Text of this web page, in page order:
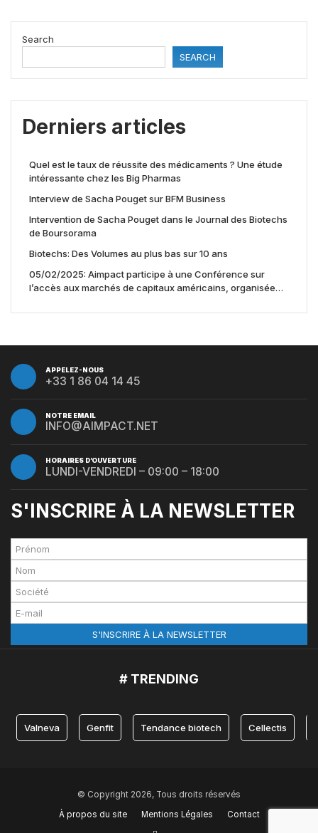
Search
SEARCH
Derniers articles
Quel est le taux de réussite des médicaments ? Une étude
intéressante chez les Big Pharmas
Interview de Sacha Pouget sur BFM Business
Intervention de Sacha Pouget dans le Journal des Biotechs
de Boursorama
Biotechs: Des Volumes au plus bas sur 10 ans
05/02/2025: Aimpact participe à une Conférence sur
l’accès aux marchés de capitaux américains, organisée
APPELEZ-NOUS
+33 1 86 04 14 45
NOTRE EMAIL
INFO@AIMPACT.NET
HORAIRES D’OUVERTURE
LUNDI-VENDREDI – 09:00 – 18:00
S'INSCRIRE À LA NEWSLETTER
# TRENDING
Valneva Genfit Tendance biotech Cellectis
© Copyright 2026, Tous droits réservés
À propos du site
Mentions Légales Contact